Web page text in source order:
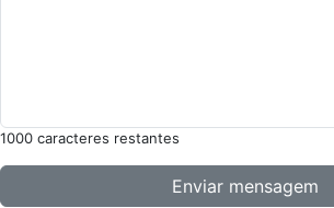
1000 caracteres restantes